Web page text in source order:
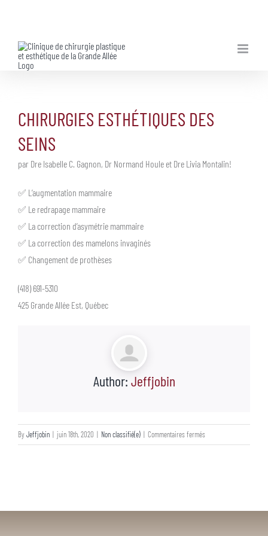
content
CHIRURGIES ESTHÉTIQUES DES
SEINS
par Dre Isabelle C. Gagnon, Dr Normand Houle et Dre Livia Montalin!
✅ L’augmentation mammaire
✅ Le redrapage mammaire
✅ La correction d’asymétrie mammaire
✅ La correction des mamelons invaginés
✅ Changement de prothèses
(418) 691-5310
425 Grande Allée Est, Québec
Author: Jeffjobin
ByJeffjobin | juin 18th, 2020 | Non classifié(e) | Commentaires ferméssur
Chirurgies